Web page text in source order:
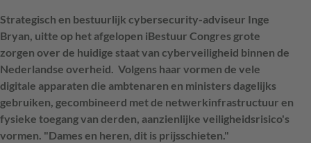
Strategisch en bestuurlijk cybersecurity-adviseur Inge
Bryan, uitte op het afgelopen iBestuur Congres grote
zorgen over de huidige staat van cyberveiligheid binnen de
Nederlandse overheid. Volgens haar vormen de vele
digitale apparaten die ambtenaren en ministers dagelijks
gebruiken, gecombineerd met de netwerkinfrastructuur en
fysieke toegang van derden, aanzienlijke veiligheidsrisico's
vormen. "Dames en heren, dit is prijsschieten."